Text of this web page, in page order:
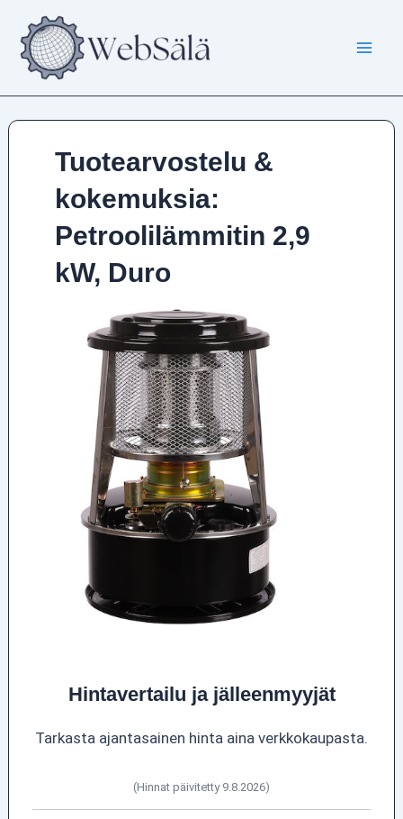
sisältöön
Tuotearvostelu &
kokemuksia:
Petroolilämmitin 2,9
kW, Duro
Hintavertailu ja jälleenmyyjät
Tarkasta ajantasainen hinta aina verkkokaupasta.
(Hinnat päivitetty 9.8.2026)